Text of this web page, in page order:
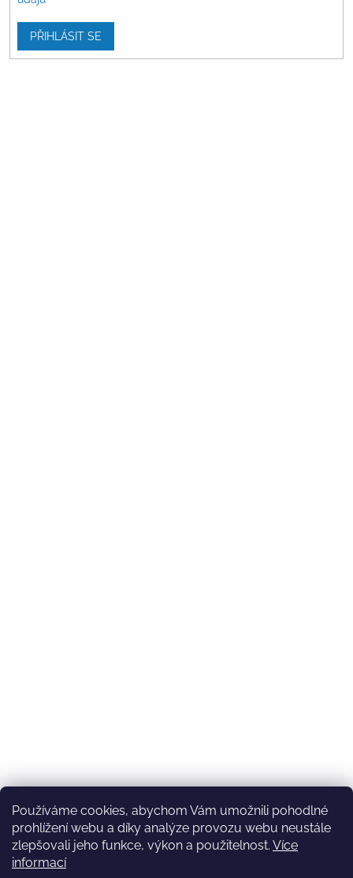
Používáme cookies, abychom Vám umožnili pohodlné
prohlížení webu a díky analýze provozu webu neustále
zlepšovali jeho funkce, výkon a použitelnost. Více
informací
PŘIHLÁSIT SE